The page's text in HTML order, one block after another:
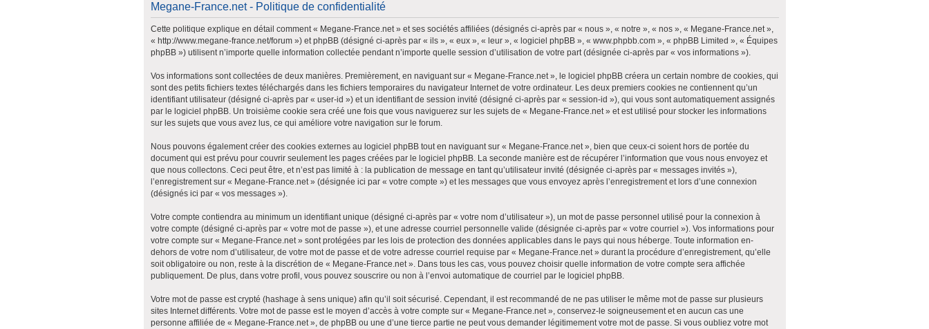
Megane-France.net - Politique de confidentialité
Cette politique explique en détail comment « Megane-France.net » et ses sociétés affiliées (désignés ci-après par « nous », « notre », « nos », « Megane-France.net »,
« http://www.megane-france.net/forum ») et phpBB (désigné ci-après par « ils », « eux », « leur », « logiciel phpBB », « www.phpbb.com », « phpBB Limited », « Équipes
phpBB ») utilisent n’importe quelle information collectée pendant n’importe quelle session d’utilisation de votre part (désignée ci-après par « vos informations »).
Vos informations sont collectées de deux manières. Premièrement, en naviguant sur « Megane-France.net », le logiciel phpBB créera un certain nombre de cookies, qui
sont des petits fichiers textes téléchargés dans les fichiers temporaires du navigateur Internet de votre ordinateur. Les deux premiers cookies ne contiennent qu’un
identifiant utilisateur (désigné ci-après par « user-id ») et un identifiant de session invité (désigné ci-après par « session-id »), qui vous sont automatiquement assignés
par le logiciel phpBB. Un troisième cookie sera créé une fois que vous naviguerez sur les sujets de « Megane-France.net » et est utilisé pour stocker les informations
sur les sujets que vous avez lus, ce qui améliore votre navigation sur le forum.
Nous pouvons également créer des cookies externes au logiciel phpBB tout en naviguant sur « Megane-France.net », bien que ceux-ci soient hors de portée du
document qui est prévu pour couvrir seulement les pages créées par le logiciel phpBB. La seconde manière est de récupérer l’information que vous nous envoyez et
que nous collectons. Ceci peut être, et n’est pas limité à : la publication de message en tant qu’utilisateur invité (désignée ci-après par « messages invités »),
l’enregistrement sur « Megane-France.net » (désignée ici par « votre compte ») et les messages que vous envoyez après l’enregistrement et lors d’une connexion
(désignés ici par « vos messages »).
Votre compte contiendra au minimum un identifiant unique (désigné ci-après par « votre nom d’utilisateur »), un mot de passe personnel utilisé pour la connexion à
votre compte (désigné ci-après par « votre mot de passe »), et une adresse courriel personnelle valide (désignée ci-après par « votre courriel »). Vos informations pour
votre compte sur « Megane-France.net » sont protégées par les lois de protection des données applicables dans le pays qui nous héberge. Toute information en-
dehors de votre nom d’utilisateur, de votre mot de passe et de votre adresse courriel requise par « Megane-France.net » durant la procédure d’enregistrement, qu’elle
soit obligatoire ou non, reste à la discrétion de « Megane-France.net ». Dans tous les cas, vous pouvez choisir quelle information de votre compte sera affichée
publiquement. De plus, dans votre profil, vous pouvez souscrire ou non à l’envoi automatique de courriel par le logiciel phpBB.
Votre mot de passe est crypté (hashage à sens unique) afin qu’il soit sécurisé. Cependant, il est recommandé de ne pas utiliser le même mot de passe sur plusieurs
sites Internet différents. Votre mot de passe est le moyen d’accès à votre compte sur « Megane-France.net », conservez-le soigneusement et en aucun cas une
personne affiliée de « Megane-France.net », de phpBB ou une d’une tierce partie ne peut vous demander légitimement votre mot de passe. Si vous oubliez votre mot